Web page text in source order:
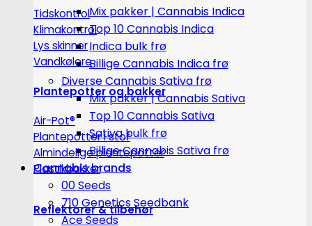
Tidskontrol
Klimakontrol
Lys skinner
Vandkølere
Plantepotter og bakker
Air-Pot®
Plantepotter i stof
Almindelige plantepotter
Plastikbakker
Reflektorer & tilbehør
Mix pakker | Cannabis Indica
Top 10 Cannabis Indica
Indica bulk frø
Billige Cannabis Indica frø
Diverse Cannabis Sativa frø
Mix pakker | Cannabis Sativa
Top 10 Cannabis Sativa
Sativa bulk frø
Billige Cannabis Sativa frø
Cannabis brands
00 Seeds
710 Genetics Seedbank
Ace Seeds